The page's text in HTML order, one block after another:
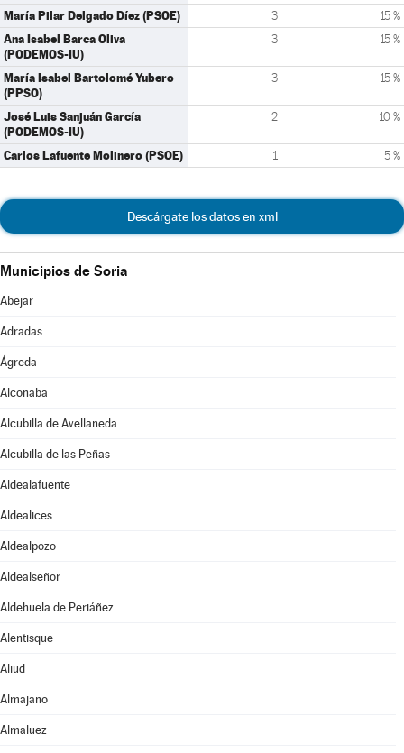
María Pilar Delgado Díez (PSOE) 3 15 %
Ana Isabel Barca Oliva
(PODEMOS-IU)
3 15 %
María Isabel Bartolomé Yubero
(PPSO)
3 15 %
José Luis Sanjuán García
(PODEMOS-IU)
2 10 %
Carlos Lafuente Molinero (PSOE) 1 5 %
Descárgate los datos en xml
Municipios de Soria
Abejar
Adradas
Ágreda
Alconaba
Alcubilla de Avellaneda
Alcubilla de las Peñas
Aldealafuente
Aldealices
Aldealpozo
Aldealseñor
Aldehuela de Periáñez
Alentisque
Aliud
Almajano
Almaluez